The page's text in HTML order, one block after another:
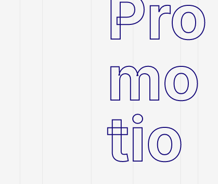
Pro
mo
tio